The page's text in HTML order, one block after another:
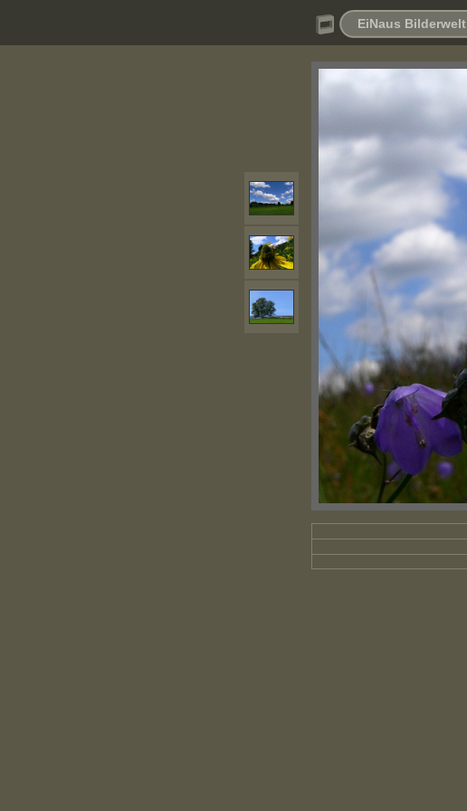
EiNaus Bilderwelt